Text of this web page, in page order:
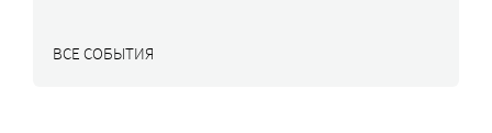
ВСЕ СОБЫТИЯ